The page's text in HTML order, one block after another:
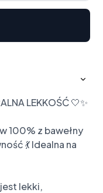
LEKKOŚĆ 🤍✨
100% z bawełny
💃 Idealna na
lekki,